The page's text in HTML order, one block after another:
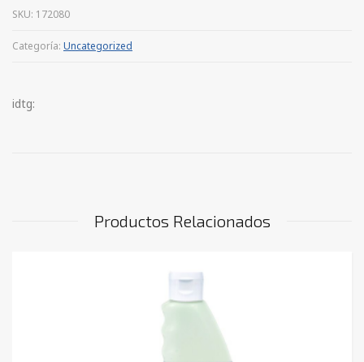
SKU: 172080
Categoría: Uncategorized
idtg:
Productos Relacionados